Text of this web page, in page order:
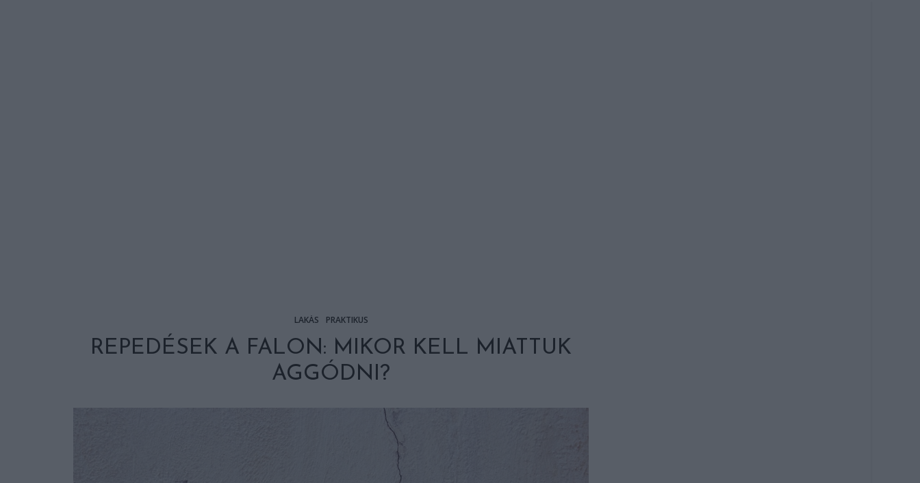
LAKÁS PRAKTIKUS
REPEDÉSEK A FALON: MIKOR KELL MIATTUK
AGGÓDNI?